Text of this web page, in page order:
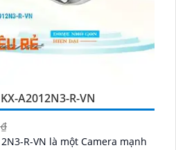
A2012N3-R-VN
R-VN là một Camera mạnh